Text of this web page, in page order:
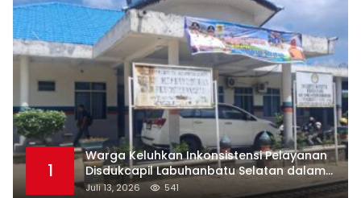
1
Warga Keluhkan Inkonsistensi Pelayanan
Disdukcapil Labuhanbatu Selatan dalam
Pengurusan KK Rusak
Juli 13, 2026 541